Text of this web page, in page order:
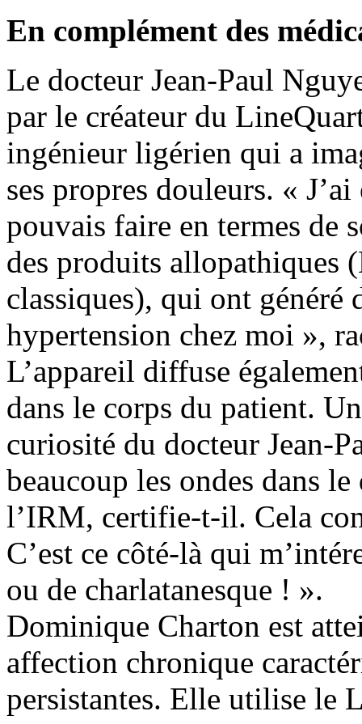
En complément des
Le docteur Jean-Paul
par le créateur du
ingénieur ligérien qui a
ses propres douleurs. «
pouvais faire en termes de
des produits allopathiques
classiques), qui ont généré
hypertension chez moi »,
L’appareil diffuse
dans le corps du patient.
curiosité du docteur Jean-
beaucoup les ondes dans
l’IRM, certifie-t-il. Cela
C’est ce côté-là qui
ou de charlatanesque ! ».
Dominique Charton est
affection chronique
persistantes. Elle utilise le